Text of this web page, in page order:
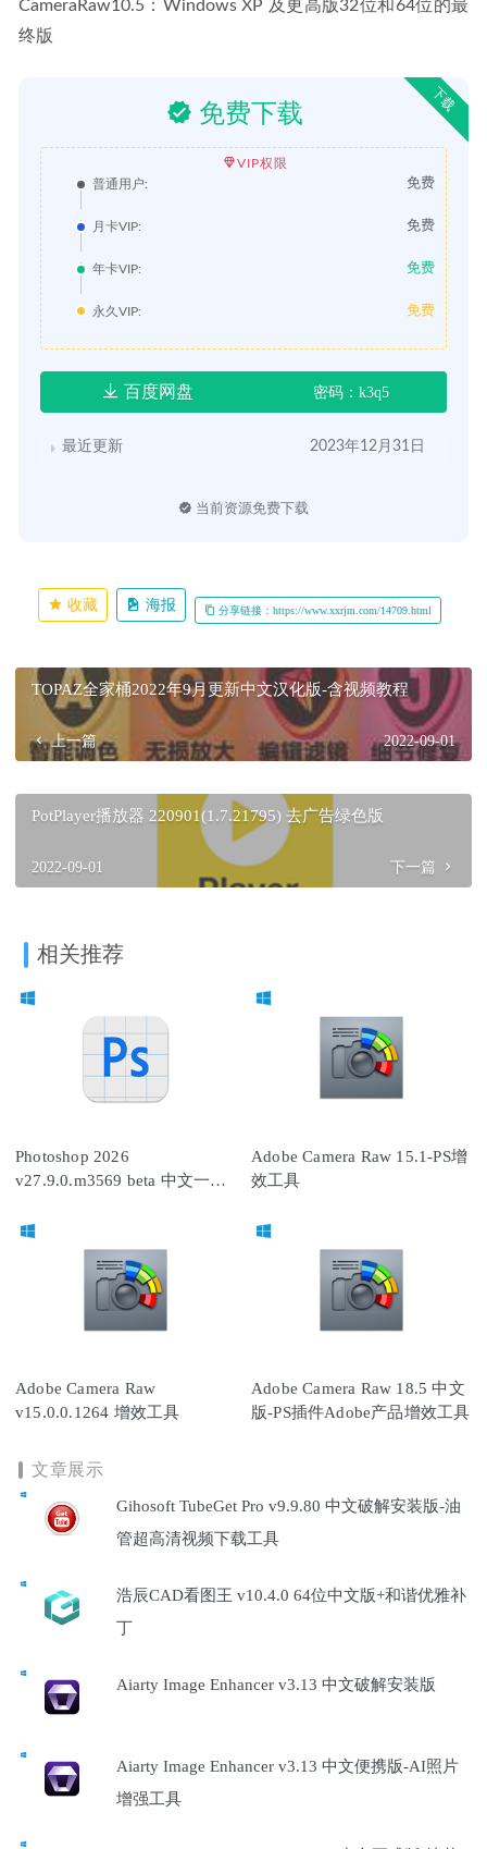
CameraRaw10.5：Windows XP 及更高版32位和64位的最
终版
下载
免费下载
VIP权限
普通用户:
免费
月卡VIP: 免费
年卡VIP: 免费
永久VIP: 免费
百度网盘 密码：k3q5
最近更新 2023年12月31日
当前资源免费下载
收藏 海报 分享链接：https://www.xxrjm.com/14709.html
TOPAZ全家桶2022年9月更新中文汉化版-含视频教程
上一篇 2022-09-01
PotPlayer播放器 220901(1.7.21795) 去广告绿色版
2022-09-01 下一篇
相关推荐
Photoshop 2026
v27.9.0.m3569 beta 中文一键
Adobe Camera Raw 15.1-PS增
效工具
Adobe Camera Raw
v15.0.0.1264 增效工具
Adobe Camera Raw 18.5 中文
版-PS插件Adobe产品增效工具
文章展示
Gihosoft TubeGet Pro v9.9.80 中文破解安装版-油
管超高清视频下载工具
浩辰CAD看图王 v10.4.0 64位中文版+和谐优雅补
丁
Aiarty Image Enhancer v3.13 中文破解安装版
Aiarty Image Enhancer v3.13 中文便携版-AI照片
增强工具